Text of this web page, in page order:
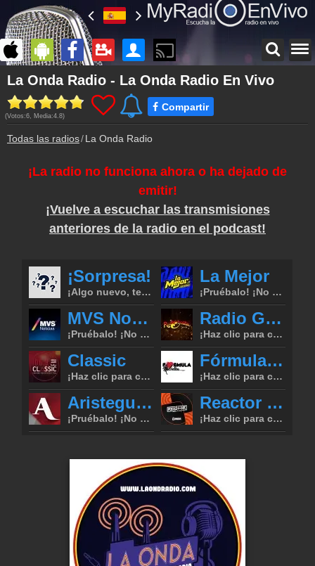
Página principal
myradioenvivo.mx
Inicio de sesión
¡Crea una cuenta propia!
Descubre lo que ha sonado hasta ahora
Programa anterior de La Onda Radio
La Onda Radio cámara de web, transmisión en vivo
Colaboración
¡Envía tu radio!
Inserción de la radio
Inclúyelo a tu sitio web
La Onda Radio - La Onda Radio En Vivo
(Votos:6, Media:4.8)
Compartir
Todas las radios La Onda Radio
¡La radio no funciona ahora o ha dejado de
emitir!
¡Vuelve a escuchar las transmisiones
anteriores de la radio en el podcast!